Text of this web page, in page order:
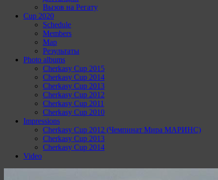
Вызов на Регату
Cup 2020
Schedule
Members
Map
Результаты
Photo albums
Cherkasy Cup 2015
Cherkasy Cup 2014
Cherkasy Cup 2013
Cherkasy Cup 2012
Cherkasy Cup 2011
Cherkasy Cup 2010
Impressions
Cherkasy Cup 2012 (Чемпинат Мира МАРИНС)
Cherkasy Cup 2013
Cherkasy Cup 2014
Video